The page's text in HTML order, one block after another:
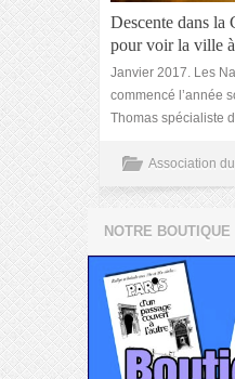
Descente dans la
pour voir la ville à
Janvier 2017. Les
commencé l’année
Thomas spécialiste
Association
NOTRE